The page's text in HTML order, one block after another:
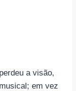
a visão,
em vez